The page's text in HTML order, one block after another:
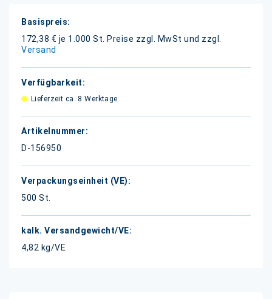
Weitere
Informationen
172,38 € je 1.000 St.
Preise zzgl. MwSt und zzgl.
Versand
Lieferzeit ca. 8 Werktage
D-156950
500 St.
4,82 kg/VE